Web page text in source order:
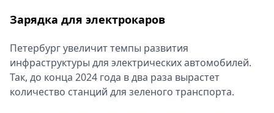
Зарядка для электрокаров
Петербург увеличит темпы развития
инфраструктуры для электрических автомобилей.
Так, до конца 2024 года в два раза вырастет
количество станций для зеленого транспорта.